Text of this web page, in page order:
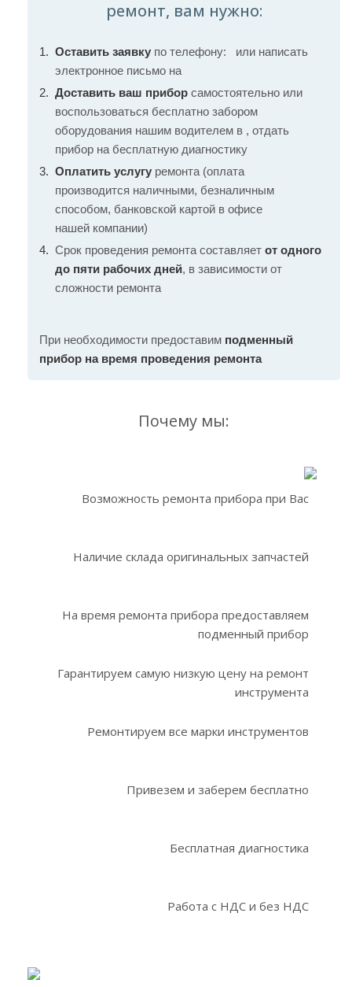
ремонт, вам нужно:
Оставить заявку по телефону:
или написать
электронное письмо на
Доставить ваш прибор самостоятельно или
воспользоваться бесплатно забором
оборудования нашим водителем в , отдать
прибор на бесплатную диагностику
Оплатить услугу ремонта (оплата
производится наличными, безналичным
способом, банковской картой в офисе
нашей компании)
Срок проведения ремонта составляет от одного
до пяти рабочих дней, в зависимости от
сложности ремонта
При необходимости предоставим подменный
прибор на время проведения ремонта
Почему мы:
Возможность ремонта прибора при Вас
Наличие склада оригинальных запчастей
На время ремонта прибора предоставляем
подменный прибор
Гарантируем самую низкую цену на ремонт
инструмента
Ремонтируем все марки инструментов
Привезем и заберем бесплатно
Бесплатная диагностика
Работа с НДС и без НДС